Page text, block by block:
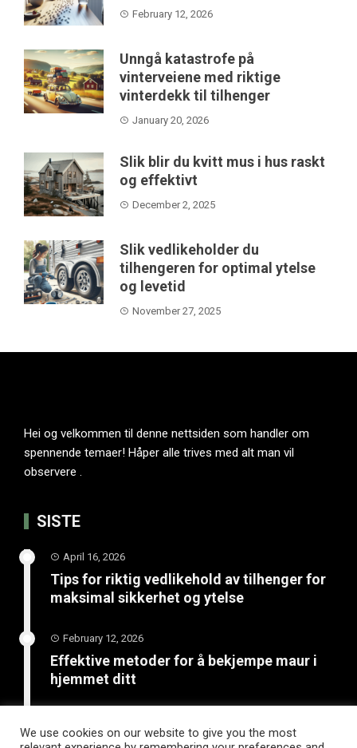
February 12, 2026
Unngå katastrofe på
vinterveiene med riktige
vinterdekk til tilhenger
January 20, 2026
Slik blir du kvitt mus i hus raskt
og effektivt
December 2, 2025
Slik vedlikeholder du
tilhengeren for optimal ytelse
og levetid
November 27, 2025
Hei og velkommen til denne nettsiden som handler om
spennende temaer! Håper alle trives med alt man vil
observere .
SISTE
April 16, 2026
Tips for riktig vedlikehold av tilhenger for
maksimal sikkerhet og ytelse
February 12, 2026
Effektive metoder for å bekjempe maur i
hjemmet ditt
Unngå katastrofe på vinterveiene med
We use cookies on our website to give you the most